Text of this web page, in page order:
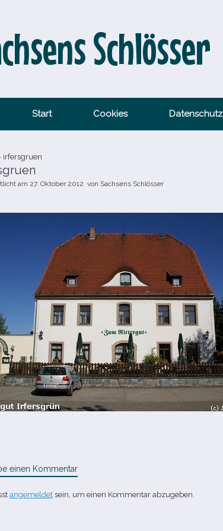
Schlösser
Start Cookies Datenschutz
irfersgruen
am 27. Oktober 2012 von Sachsens Schlösser
einen Kommentar
angemeldet sein, um einen Kommentar abzugeben.